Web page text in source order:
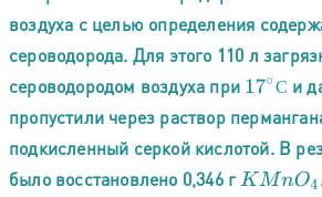
воздуха с целью определения
сероводорода. Для этого 110 л
сероводородом воздуха при
С
17∘С и
пропустили через раствор
подкисленный серкой кислотой. В
было восстановлено 0,346 гKMnO4